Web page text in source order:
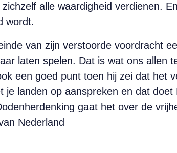
alle waardigheid verdienen.
wordt.
van zijn verstoorde voordracht
laten spelen. Dat is wat ons allen
een goed punt toen hij zei dat het
landen op aanspreken en dat doet
gaat het over de
Nederland